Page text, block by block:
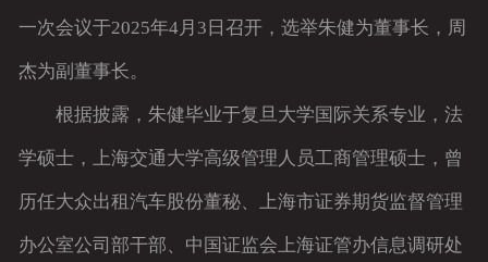
公司动态
资质荣誉
人才招聘
一次会议于2025年4月3日召开，选举朱健为董事长，周
杰为副董事长。
根据披露，朱健毕业于复旦大学国际关系专业，法
学硕士，上海交通大学高级管理人员工商管理硕士，曾
历任大众出租汽车股份董秘、上海市证券期货监督管理
办公室公司部干部、中国证监会上海证管办信息调研处